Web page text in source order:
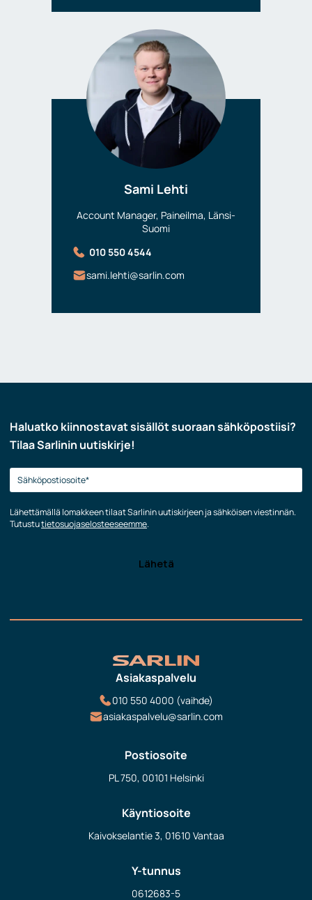
Sami Lehti
Account Manager, Paineilma, Länsi-
Suomi
010 550 4544
sami.lehti@sarlin.com
Haluatko kiinnostavat sisällöt suoraan sähköpostiisi?
Tilaa Sarlinin uutiskirje!
Lähettämällä lomakkeen tilaat Sarlinin uutiskirjeen ja sähköisen viestinnän.
Tutustutietosuojaselosteeseemme.
Asiakaspalvelu
010 550 4000 (vaihde)
asiakaspalvelu@sarlin.com
Postiosoite
PL 750, 00101 Helsinki
Käyntiosoite
Kaivokselantie 3, 01610 Vantaa
Y-tunnus
0612683-5